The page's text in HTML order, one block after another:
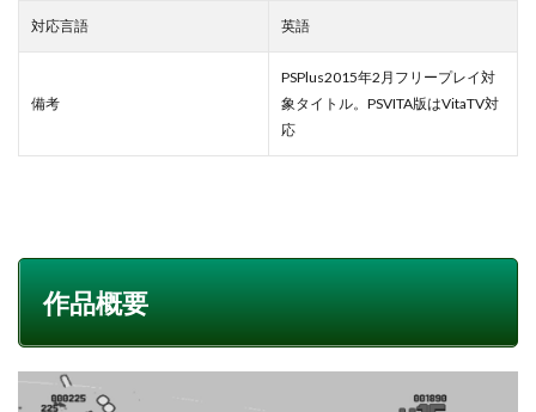
対応言語 英語
備考
PSPlus2015年2月フリープレイ対
象タイトル。PSVITA版はVitaTV対
応
作品概要